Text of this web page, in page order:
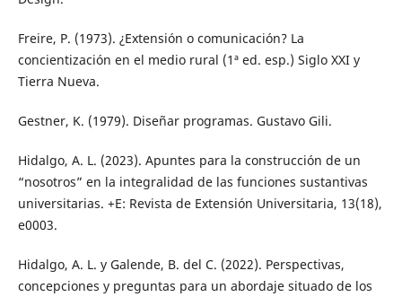
Freire, P. (1973). ¿Extensión o comunicación? La
concientización en el medio rural (1ª ed. esp.) Siglo XXI y
Tierra Nueva.
Gestner, K. (1979). Diseñar programas. Gustavo Gili.
Hidalgo, A. L. (2023). Apuntes para la construcción de un
“nosotros” en la integralidad de las funciones sustantivas
universitarias. +E: Revista de Extensión Universitaria, 13(18),
e0003.
Hidalgo, A. L. y Galende, B. del C. (2022). Perspectivas,
concepciones y preguntas para un abordaje situado de los